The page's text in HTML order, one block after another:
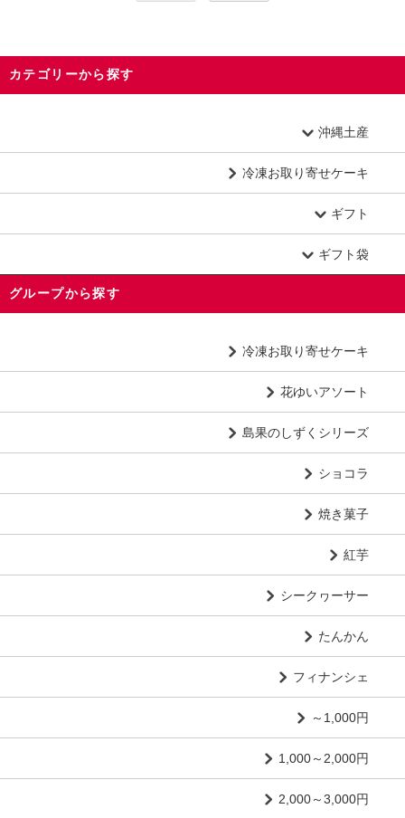
カテゴリーから探す
沖縄土産
冷凍お取り寄せケーキ
ギフト
ギフト袋
グループから探す
冷凍お取り寄せケーキ
花ゆいアソート
島果のしずくシリーズ
ショコラ
焼き菓子
紅芋
シークヮーサー
たんかん
フィナンシェ
～1,000円
1,000～2,000円
2,000～3,000円